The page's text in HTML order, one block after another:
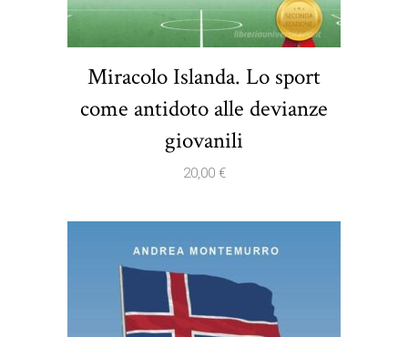
Miracolo Islanda. Lo sport
come antidoto alle devianze
giovanili
20,00 €